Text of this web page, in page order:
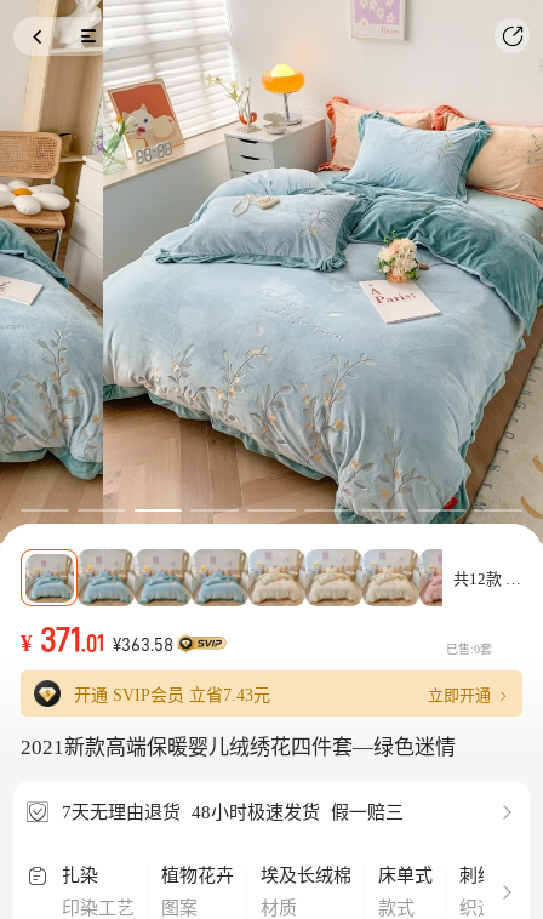
共12款
¥ 371 .01 ¥363.58 已售:0套
开通 SVIP会员 立省7.43元 立即开通
2021新款高端保暖婴儿绒绣花四件套—绿色迷情
7天无理由退货 48小时极速发货 假一赔三
扎染
印染工艺
植物花卉
图案
埃及长绒棉
材质
床单式
款式
刺绣
织造工艺